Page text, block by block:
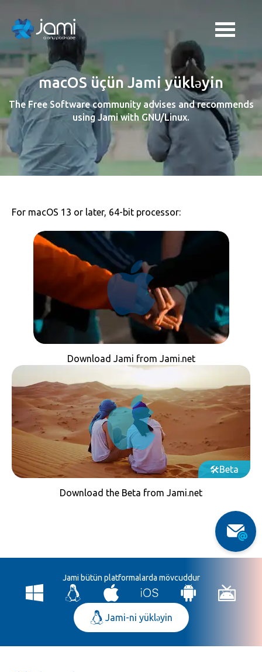
macOS üçün Jami yükləyin
The Free Software community advises and recommends
using Jami with GNU/Linux.
For macOS 13 or later, 64-bit processor:
Download Jami from Jami.net
Beta
Download the Beta from Jami.net
Jami bütün platformalarda mövcuddur
Jami-ni yükləyin